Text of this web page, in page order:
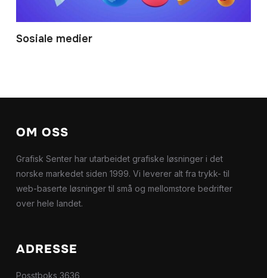
Sosiale medier
OM OSS
Grafisk Senter har utarbeidet grafiske løsninger i det
norske markedet siden 1999. Vi leverer alt fra trykk- til
web-baserte løsninger til små og mellomstore bedrifter
over hele landet.
ADRESSE
Posstboks 3636